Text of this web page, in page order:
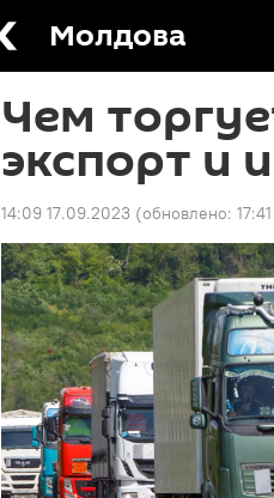
Молдова
Чем
экспорт и
14:09 17.09.2023 (обновлено: